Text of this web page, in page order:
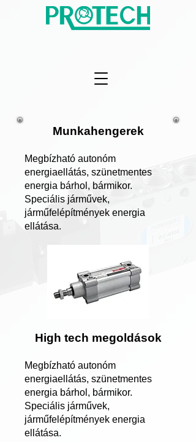
Munkahengerek
Megbízható autonóm
energiaellátás, szünetmentes
energia bárhol, bármikor.
Speciális járművek,
járműfelépítmények energia
ellátása.
High tech megoldások
Megbízható autonóm
energiaellátás, szünetmentes
energia bárhol, bármikor.
Speciális járművek,
járműfelépítmények energia
ellátása.